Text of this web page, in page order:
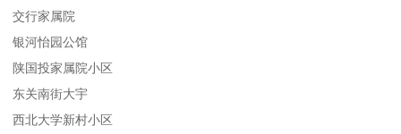
交行家属院
银河怡园公馆
陕国投家属院小区
东关南街大宇
西北大学新村小区